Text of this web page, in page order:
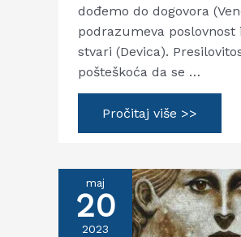
dođemo do dogovora
podrazumeva
stvari (Devica).
pošteškoća da se …
Mars
u
Blizancima
u
Ribama
Pročitaj više >>
maj
20
2023